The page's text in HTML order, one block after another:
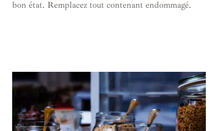
bon état. Remplacez tout contenant endommagé.